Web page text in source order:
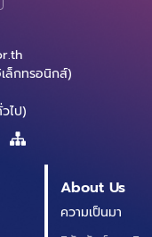
ล็กทรอนิกส์)
ไป)
About Us
ความเป็นมา